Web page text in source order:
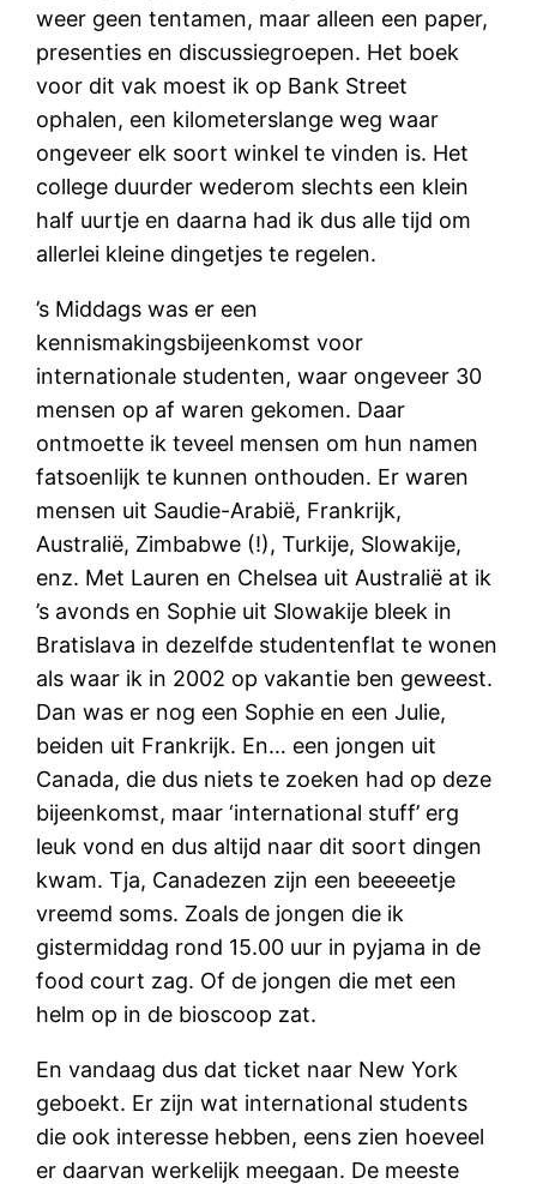
weer geen tentamen, maar alleen een paper,
presenties en discussiegroepen. Het boek
voor dit vak moest ik op Bank Street
ophalen, een kilometerslange weg waar
ongeveer elk soort winkel te vinden is. Het
college duurder wederom slechts een klein
half uurtje en daarna had ik dus alle tijd om
allerlei kleine dingetjes te regelen.
’s Middags was er een
kennismakingsbijeenkomst voor
internationale studenten, waar ongeveer 30
mensen op af waren gekomen. Daar
ontmoette ik teveel mensen om hun namen
fatsoenlijk te kunnen onthouden. Er waren
mensen uit Saudie-Arabië, Frankrijk,
Australië, Zimbabwe (!), Turkije, Slowakije,
enz. Met Lauren en Chelsea uit Australië at ik
’s avonds en Sophie uit Slowakije bleek in
Bratislava in dezelfde studentenflat te wonen
als waar ik in 2002 op vakantie ben geweest.
Dan was er nog een Sophie en een Julie,
beiden uit Frankrijk. En… een jongen uit
Canada, die dus niets te zoeken had op deze
bijeenkomst, maar ‘international stuff’ erg
leuk vond en dus altijd naar dit soort dingen
kwam. Tja, Canadezen zijn een beeeeetje
vreemd soms. Zoals de jongen die ik
gistermiddag rond 15.00 uur in pyjama in de
food court zag. Of de jongen die met een
helm op in de bioscoop zat.
En vandaag dus dat ticket naar New York
geboekt. Er zijn wat international students
die ook interesse hebben, eens zien hoeveel
er daarvan werkelijk meegaan. De meeste